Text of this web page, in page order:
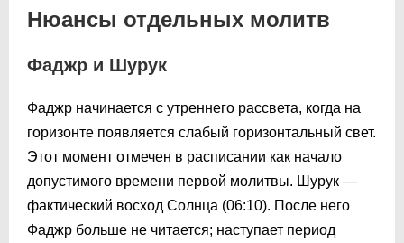
Нюансы отдельных молитв
Фаджр и Шурук
Фаджр начинается с утреннего рассвета, когда на
горизонте появляется слабый горизонтальный свет.
Этот момент отмечен в расписании как начало
допустимого времени первой молитвы. Шурук —
фактический восход Солнца (06:10). После него
Фаджр больше не читается; наступает период